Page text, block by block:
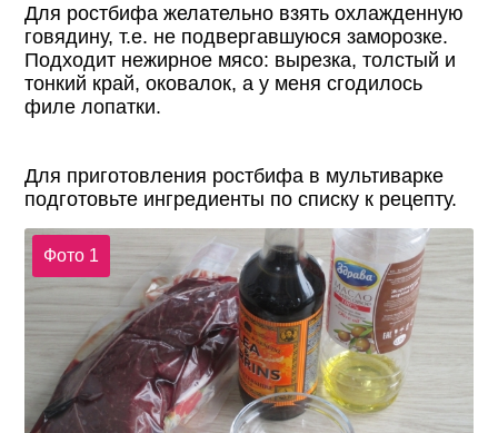
Для ростбифа желательно взять охлажденную
говядину, т.е. не подвергавшуюся заморозке.
Подходит нежирное мясо: вырезка, толстый и
тонкий край, оковалок, а у меня сгодилось
филе лопатки.
Для приготовления ростбифа в мультиварке
подготовьте ингредиенты по списку к рецепту.
Фото 1